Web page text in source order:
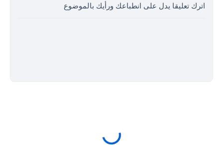
اترك تعليقا يدل على انطباعك ورأيك بالموضوع